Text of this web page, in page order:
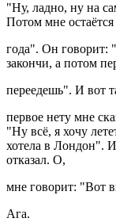
"Ну, ладно, ну на
Потом мне
года". Он говорит:
закончи, а потом
переедешь". И вот
первое нету мне
"Ну всё, я хочу
хотела в Лондон".
отказал. О,
мне говорит: "Вот
Ага.